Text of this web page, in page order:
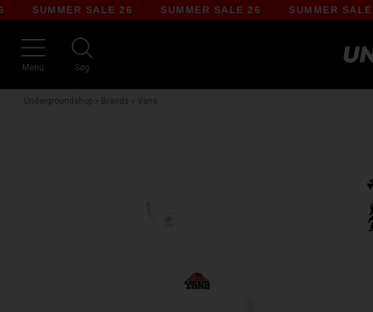
SUMMER SALE 26 SUMMER SALE 26 SUMMER SALE 26
Menu Søg
Undergroundshop» Brands » Vans